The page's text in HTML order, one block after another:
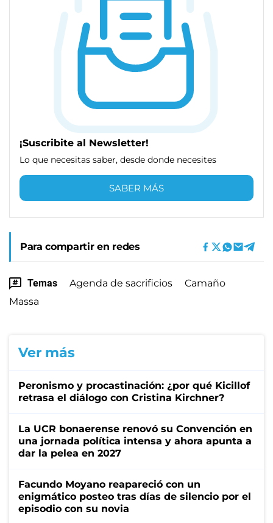
¡Suscribite al Newsletter!
Lo que necesitas saber, desde donde necesites
SABER MÁS
Para compartir en redes
Temas Agenda de sacrificios
Camaño
Massa
Ver más
Peronismo y procastinación: ¿por qué Kicillof
retrasa el diálogo con Cristina Kirchner?
La UCR bonaerense renovó su Convención en
una jornada política intensa y ahora apunta a
dar la pelea en 2027
Facundo Moyano reapareció con un
enigmático posteo tras días de silencio por el
episodio con su novia